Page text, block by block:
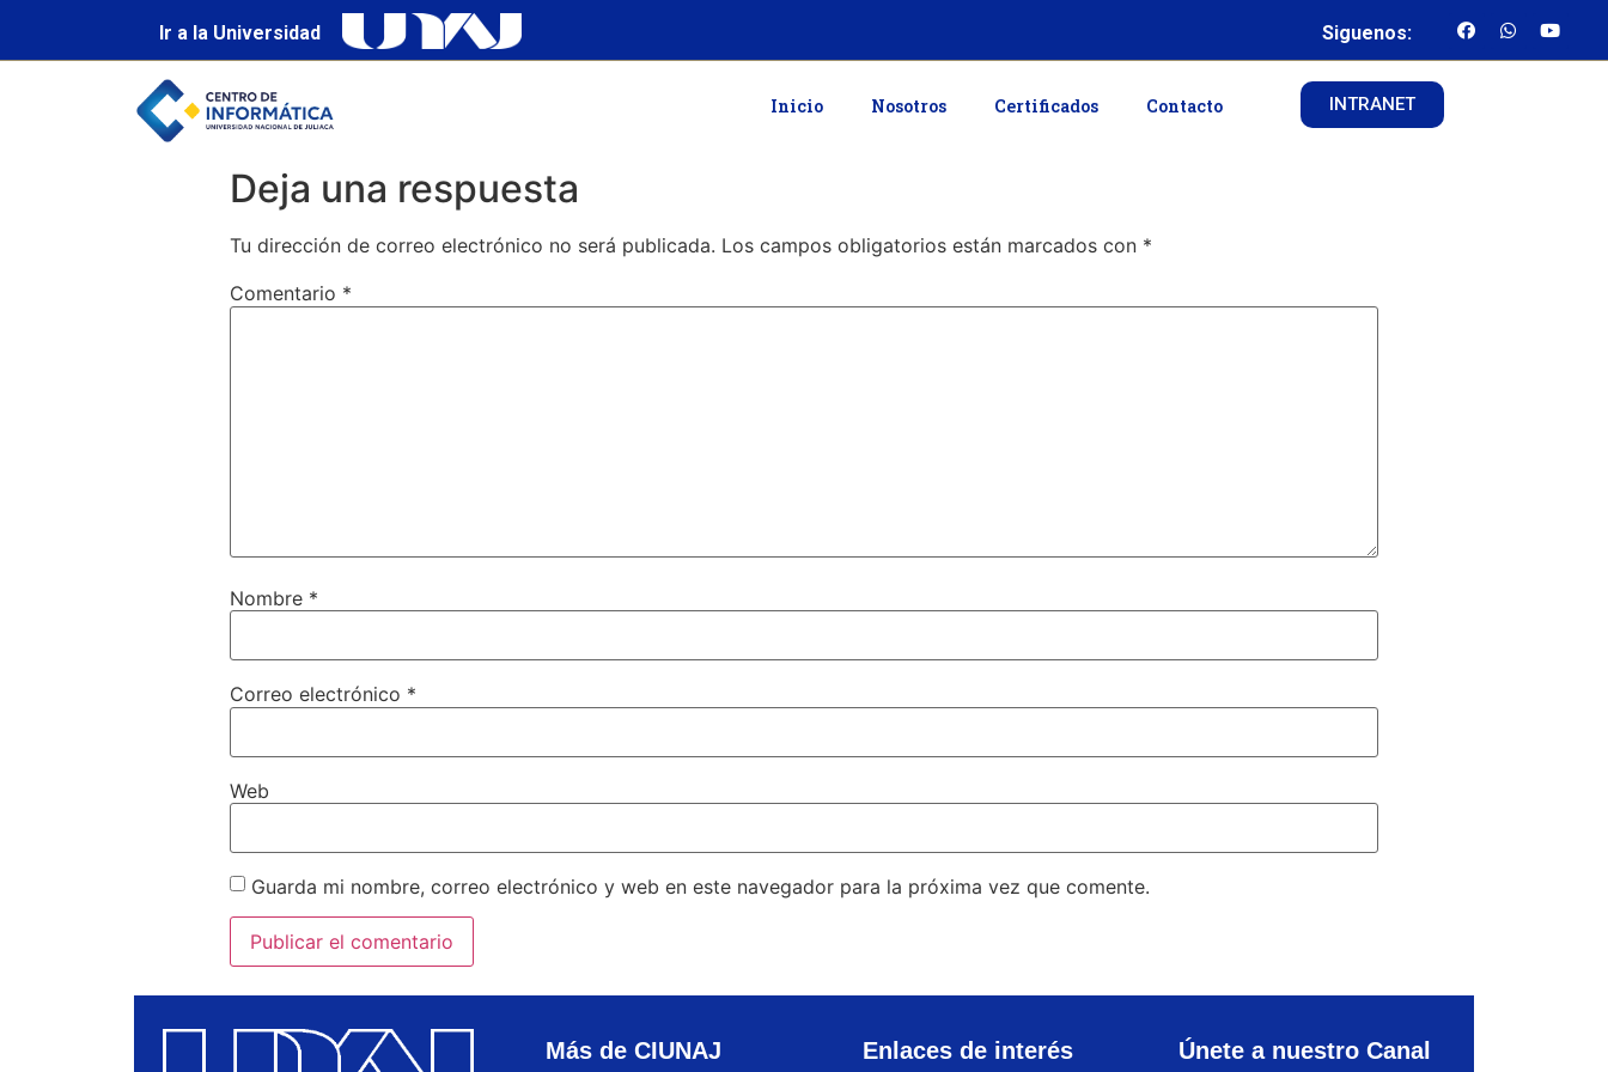
Ir a la Universidad Siguenos:
Inicio Nosotros Certificados Contacto INTRANET
Deja una respuesta
Tu dirección de correo electrónico no será publicada. Los campos obligatorios están marcados con *
Comentario *
Nombre *
Correo electrónico *
Web
Guarda mi nombre, correo electrónico y web en este navegador para la próxima vez que comente.
Más de CIUNAJ Enlaces de interés Únete a nuestro Canal